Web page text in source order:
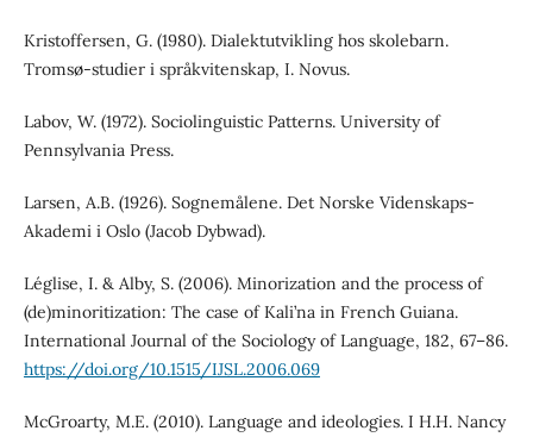
Kristoffersen, G. (1980). Dialektutvikling hos skolebarn.
Tromsø-studier i språkvitenskap, I. Novus.
Labov, W. (1972). Sociolinguistic Patterns. University of
Pennsylvania Press.
Larsen, A.B. (1926). Sognemålene. Det Norske Videnskaps-
Akademi i Oslo (Jacob Dybwad).
Léglise, I. & Alby, S. (2006). Minorization and the process of
(de)minoritization: The case of Kali’na in French Guiana.
International Journal of the Sociology of Language, 182, 67–86.
https://doi.org/10.1515/IJSL.2006.069
McGroarty, M.E. (2010). Language and ideologies. I H.H. Nancy